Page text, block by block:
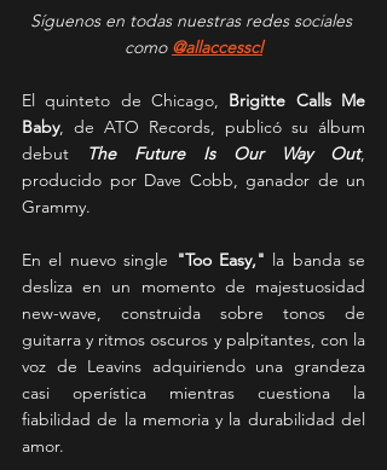
Síguenos en todas nuestras redes sociales
como @allaccesscl
El quinteto de Chicago, Brigitte Calls Me
Baby, de ATO Records, publicó su álbum
debut
The Future Is Our Way Out,
producido por Dave Cobb, ganador de un
Grammy.
En el nuevo single "Too Easy," la banda se
desliza en un momento de majestuosidad
new-wave, construida sobre tonos de
guitarra y ritmos oscuros y palpitantes, con la
voz de Leavins adquiriendo una grandeza
casi operística mientras cuestiona la
fiabilidad de la memoria y la durabilidad del
amor.